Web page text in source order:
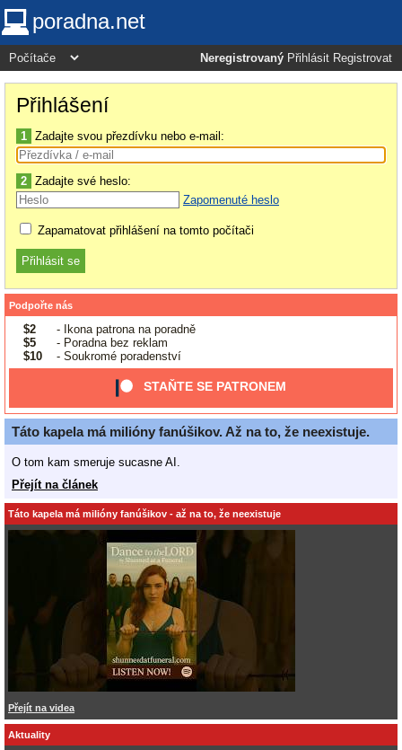
poradna.net
Neregistrovaný Přihlásit Registrovat
Přihlášení
1 Zadajte svou přezdívku nebo e-mail:
2 Zadajte své heslo:
Zapomenuté heslo
Zapamatovat přihlášení na tomto počítači
Podpořte nás
$2
- Ikona patrona na poradně
$5
- Poradna bez reklam
$10
- Soukromé poradenství
STAŇTE SE PATRONEM
Táto kapela má milióny fanúšikov. Až na to, že neexistuje.
O tom kam smeruje sucasne AI.
Přejít na článek
Táto kapela má milióny fanúšikov - až na to, že neexistuje
Přejít na videa
Aktuality